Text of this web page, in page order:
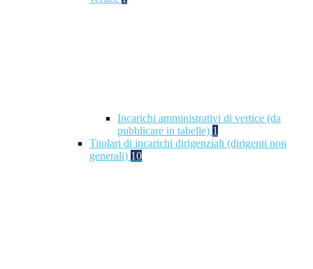
Incarichi amministrativi di vertice (da
pubblicare in tabelle) 1
Titolari di incarichi dirigenziali (dirigenti non
generali) 10